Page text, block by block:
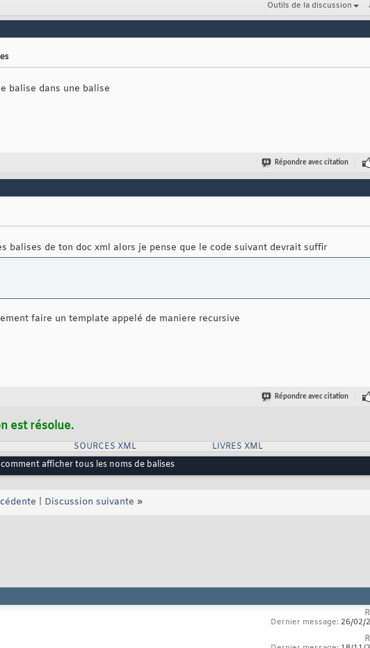
Outils de la discussion
balise dans une balise
Répondre avec citation
balises de ton doc xml alors je pense que le code suivant devrait suffir
faire un template appelé de maniere recursive
Répondre avec citation
est résolue.
SOURCES XML
LIVRES XML
comment afficher tous les noms de balises
Discussion suivante »
Dernier message: 26/02/